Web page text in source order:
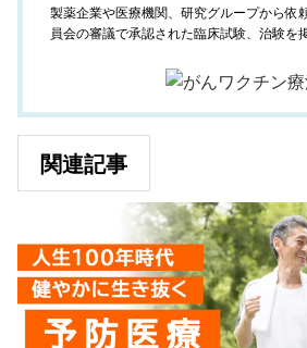
製薬企業や医療機関、研究グループから依
員会の審議で承認された臨床試験、治験を
関連記事